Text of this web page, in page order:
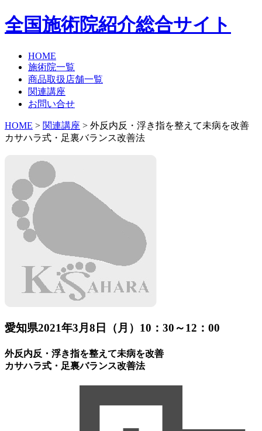
全国施術院紹介総合サイト
HOME
施術院一覧
商品取扱店舗一覧
関連講座
お問い合せ
HOME > 関連講座 > 外反内反・浮き指を整えて未病を改善
カサハラ式・足裏バランス改善法
愛知県2021年3月8日（月）10：30～12：00
外反内反・浮き指を整えて未病を改善
カサハラ式・足裏バランス改善法